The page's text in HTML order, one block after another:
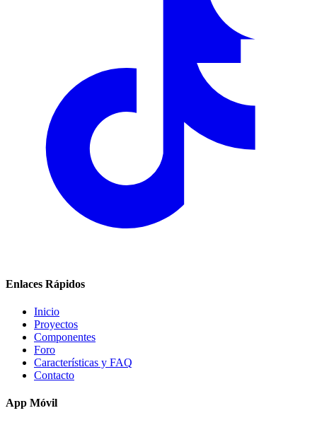
Enlaces Rápidos
Inicio
Proyectos
Componentes
Foro
Características y FAQ
Contacto
App Móvil